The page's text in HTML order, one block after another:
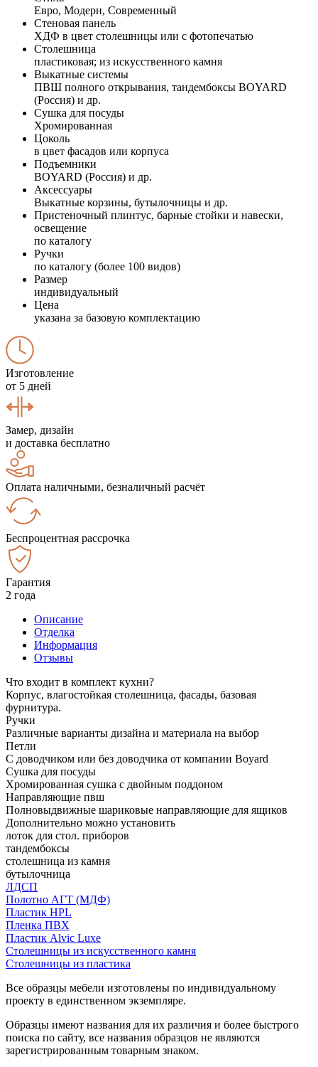
Евро, Модерн, Современный
Стеновая панель
ХДФ в цвет столешницы или с фотопечатью
Столешница
пластиковая; из искусственного камня
Выкатные системы
ПВШ полного открывания, тандембоксы BOYARD
(Россия) и др.
Сушка для посуды
Хромированная
Цоколь
в цвет фасадов или корпуса
Подъемники
BOYARD (Россия) и др.
Аксессуары
Выкатные корзины, бутылочницы и др.
Пристеночный плинтус, барные стойки и навески,
освещение
по каталогу
Ручки
по каталогу (более 100 видов)
Размер
индивидуальный
Цена
указана за базовую комплектацию
Изготовление
от 5 дней
Замер, дизайн
и доставка бесплатно
Оплата наличными, безналичный расчёт
Беспроцентная рассрочка
Гарантия
2 года
Описание
Отделка
Информация
Отзывы
Что входит в комплект кухни?
Корпус, влагостойкая столешница, фасады, базовая
фурнитура.
Ручки
Различные варианты дизайна и материала на выбор
Петли
С доводчиком или без доводчика от компании Boyard
Сушка для посуды
Хромированная сушка с двойным поддоном
Направляющие пвш
Полновыдвижные шариковые направляющие для ящиков
Дополнительно можно установить
лоток для стол. приборов
тандембоксы
столешница из камня
бутылочница
ЛДСП
Полотно АГТ (МДФ)
Пластик HPL
Пленка ПВХ
Пластик Alvic Luxe
Столешницы из искусственного камня
Столешницы из пластика
Все образцы мебели изготовлены по индивидуальному
проекту в единственном экземпляре.
Образцы имеют названия для их различия и более быстрого
поиска по сайту, все названия образцов не являются
зарегистрированным товарным знаком.